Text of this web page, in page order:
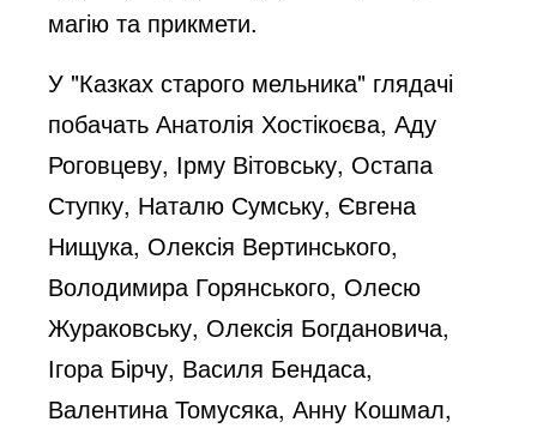
магію та прикмети.
У "Казках старого мельника" глядачі
побачать Анатолія Хостікоєва, Аду
Роговцеву, Ірму Вітовську, Остапа
Ступку, Наталю Сумську, Євгена
Нищука, Олексія Вертинського,
Володимира Горянського, Олесю
Жураковську, Олексія Богдановича,
Ігора Бірчу, Василя Бендаса,
Валентина Томусяка, Анну Кошмал,